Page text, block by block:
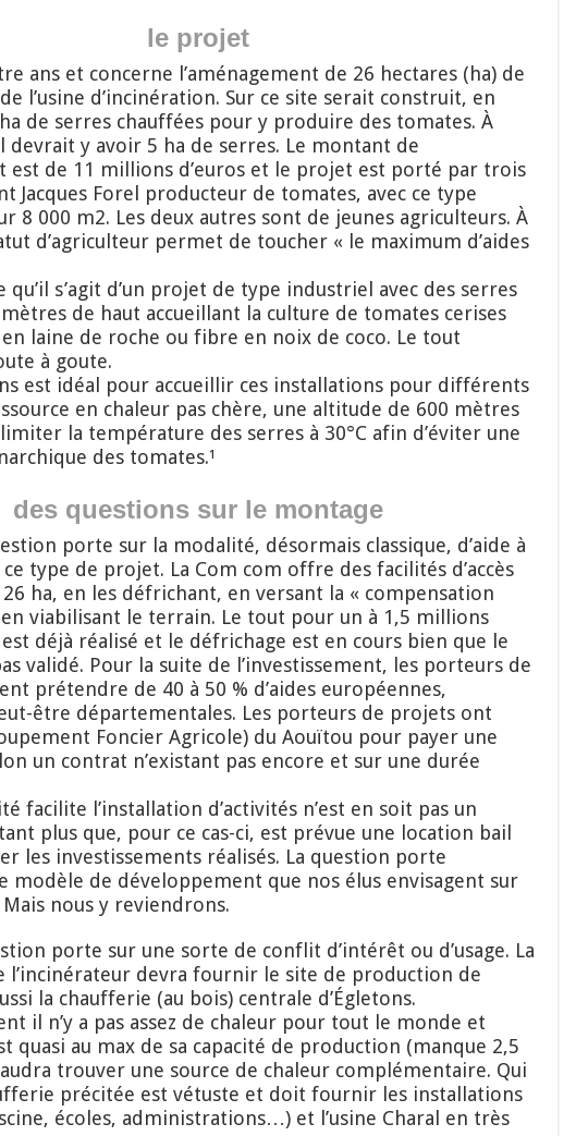
le projet
ans et concerne l’aménagement de 26 hectares (ha) de
l’usine d’incinération. Sur ce site serait construit, en
de serres chauffées pour y produire des tomates. À
devrait y avoir 5 ha de serres. Le montant de
est de 11 millions d’euros et le projet est porté par trois
Jacques Forel producteur de tomates, avec ce type
8 000 m2. Les deux autres sont de jeunes agriculteurs. À
d’agriculteur permet de toucher « le maximum d’aides
qu’il s’agit d’un projet de type industriel avec des serres
de haut accueillant la culture de tomates cerises
laine de roche ou fibre en noix de coco. Le tout
à goute.
est idéal pour accueillir ces installations pour différents
en chaleur pas chère, une altitude de 600 mètres
la température des serres à 30°C afin d’éviter une
des tomates.¹
des questions sur le montage
porte sur la modalité, désormais classique, d’aide à
ce type de projet. La Com com offre des facilités d’accès
ha, en les défrichant, en versant la « compensation
viabilisant le terrain. Le tout pour un à 1,5 millions
est déjà réalisé et le défrichage est en cours bien que le
validé. Pour la suite de l’investissement, les porteurs de
prétendre de 40 à 50 % d’aides européennes,
être départementales. Les porteurs de projets ont
Foncier Agricole) du Aouïtou pour payer une
un contrat n’existant pas encore et sur une durée
facilite l’installation d’activités n’est en soit pas un
plus que, pour ce cas-ci, est prévue une location bail
les investissements réalisés. La question porte
modèle de développement que nos élus envisagent sur
nous y reviendrons.
porte sur une sorte de conflit d’intérêt ou d’usage. La
l’incinérateur devra fournir le site de production de
la chaufferie (au bois) centrale d’Égletons.
il n’y a pas assez de chaleur pour tout le monde et
quasi au max de sa capacité de production (manque 2,5
trouver une source de chaleur complémentaire. Qui
précitée est vétuste et doit fournir les installations
écoles, administrations…) et l’usine Charal en très